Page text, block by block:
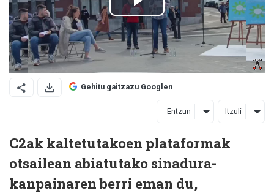
Gehitu gaitzazu Googlen
Entzun Itzuli
C2ak kaltetutakoen plataformak
otsailean abiatutako sinadura-
kanpainaren berri eman du,